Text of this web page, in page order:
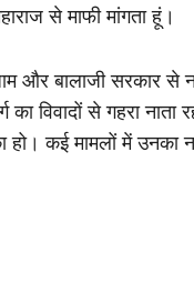
से माफी मांगता हूं।
और बालाजी सरकार
विवादों से गहरा नाता
हो। कई मामलों में उनका